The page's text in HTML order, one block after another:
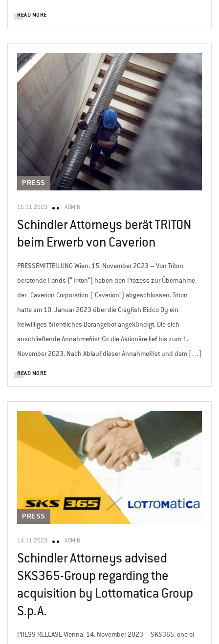
READ MORE
PRESS
15.11.2023 ADMIN
Schindler Attorneys berät TRITON
beim Erwerb von Caverion
PRESSEMITTEILUNG Wien, 15. November 2023 – Von Triton
beratende Fonds (“Triton“) haben den Prozess zur Übernahme
der Caverion Corporation (“Caverion”) abgeschlossen. Triton
hatte am 10. Januar 2023 über die Crayfish Bidco Oy ein
freiwilliges öffentliches Barangebot angekündigt. Die sich
anschließende Annahmefrist für die Aktionäre lief bis zum 1.
November 2023. Nach Ablauf dieser Annahmefrist und dem […]
READ MORE
PRESS
14.11.2023 ADMIN
Schindler Attorneys advised
SKS365-Group regarding the
acquisition by Lottomatica Group
S.p.A.
PRESS RELEASE Vienna, 14. November 2023 – SKS365, one of